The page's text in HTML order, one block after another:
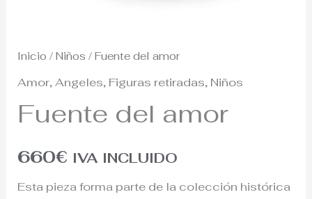
Inicio /Niños / Fuente del amor
Amor,Angeles, Figuras retiradas, Niños
Fuente del amor
660€ IVA INCLUIDO
Esta pieza forma parte de la colección histórica